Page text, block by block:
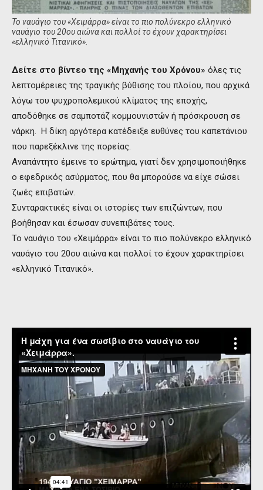
Το ναυάγιο του «Χειμάρρα» είναι το πιο πολύνεκρο ελληνικό
ναυάγιο του 20ου αιώνα και πολλοί το έχουν χαρακτηρίσει
«ελληνικό Τιτανικό».
Δείτε στο βίντεο της «Μηχανής του Χρόνου» όλες τις
λεπτομέρειες της τραγικής βύθισης του πλοίου, που αρχικά
λόγω του ψυχροπολεμικού κλίματος της εποχής,
αποδόθηκε σε σαμποτάζ κομμουνιστών ή πρόσκρουση σε
νάρκη. Η δίκη αργότερα κατέδειξε ευθύνες του καπετάνιου
που παρεξέκλινε της πορείας.
Αναπάντητο έμεινε το ερώτημα, γιατί δεν χρησιμοποιήθηκε
ο εφεδρικός ασύρματος, που θα μπορούσε να είχε σώσει
ζωές επιβατών.
Συνταρακτικές είναι οι ιστορίες των επιζώντων, που
βοήθησαν και έσωσαν συνεπιβάτες τους.
Το ναυάγιο του «Χειμάρρα» είναι το πιο πολύνεκρο ελληνικό
ναυάγιο του 20ου αιώνα και πολλοί το έχουν χαρακτηρίσει
«ελληνικό Τιτανικό».